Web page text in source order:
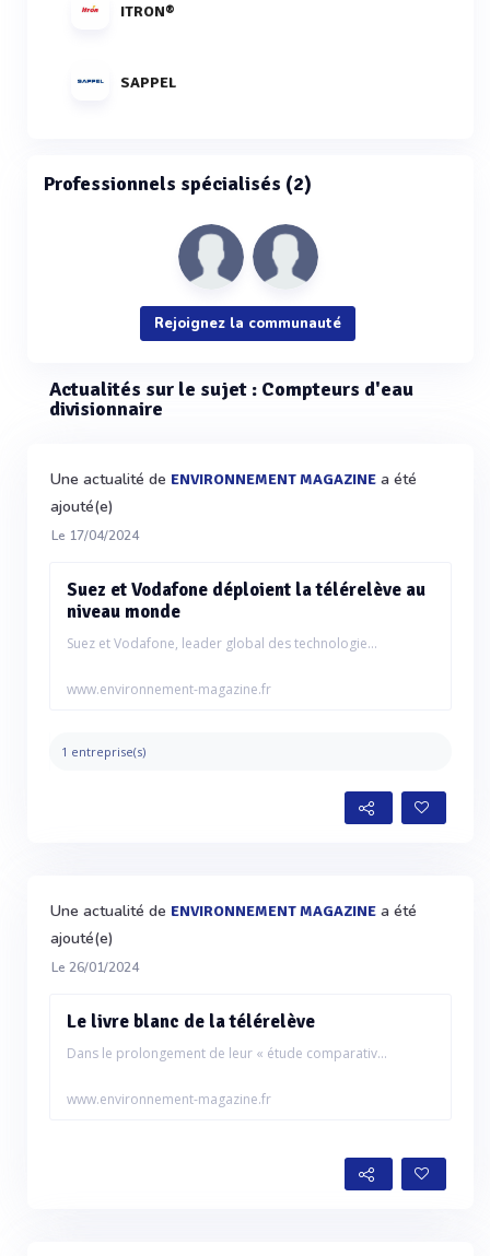
ITRON®
SAPPEL
Professionnels spécialisés (2)
Rejoignez la communauté
Actualités sur le sujet : Compteurs d'eau
divisionnaire
Une actualité de ENVIRONNEMENT MAGAZINE a été
ajouté(e)
Le 17/04/2024
Suez et Vodafone déploient la télérelève au
niveau monde
Suez et Vodafone, leader global des technologie...
www.environnement-magazine.fr
1 entreprise(s)
Une actualité de ENVIRONNEMENT MAGAZINE a été
ajouté(e)
Le 26/01/2024
Le livre blanc de la télérelève
Dans le prolongement de leur « étude comparativ...
www.environnement-magazine.fr